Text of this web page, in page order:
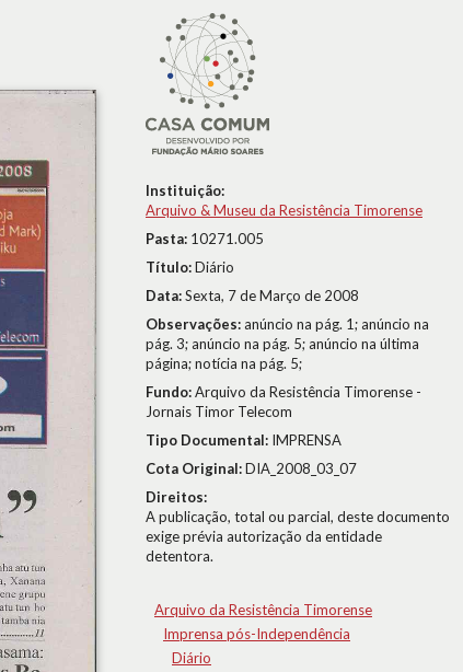
Instituição:
Arquivo & Museu da Resistência Timorense
Pasta: 10271.005
Título:Diário
Data:Sexta, 7 de Março de 2008
Observações:anúncio na pág. 1; anúncio na
pág. 3; anúncio na pág. 5; anúncio na última
página; notícia na pág. 5;
Fundo:Arquivo da Resistência Timorense -
Jornais Timor Telecom
Tipo Documental: IMPRENSA
Cota Original:DIA_2008_03_07
Direitos:
A publicação, total ou parcial, deste documento
exige prévia autorização da entidade
detentora.
Arquivo da Resistência Timorense
Imprensa pós-Independência
Diário